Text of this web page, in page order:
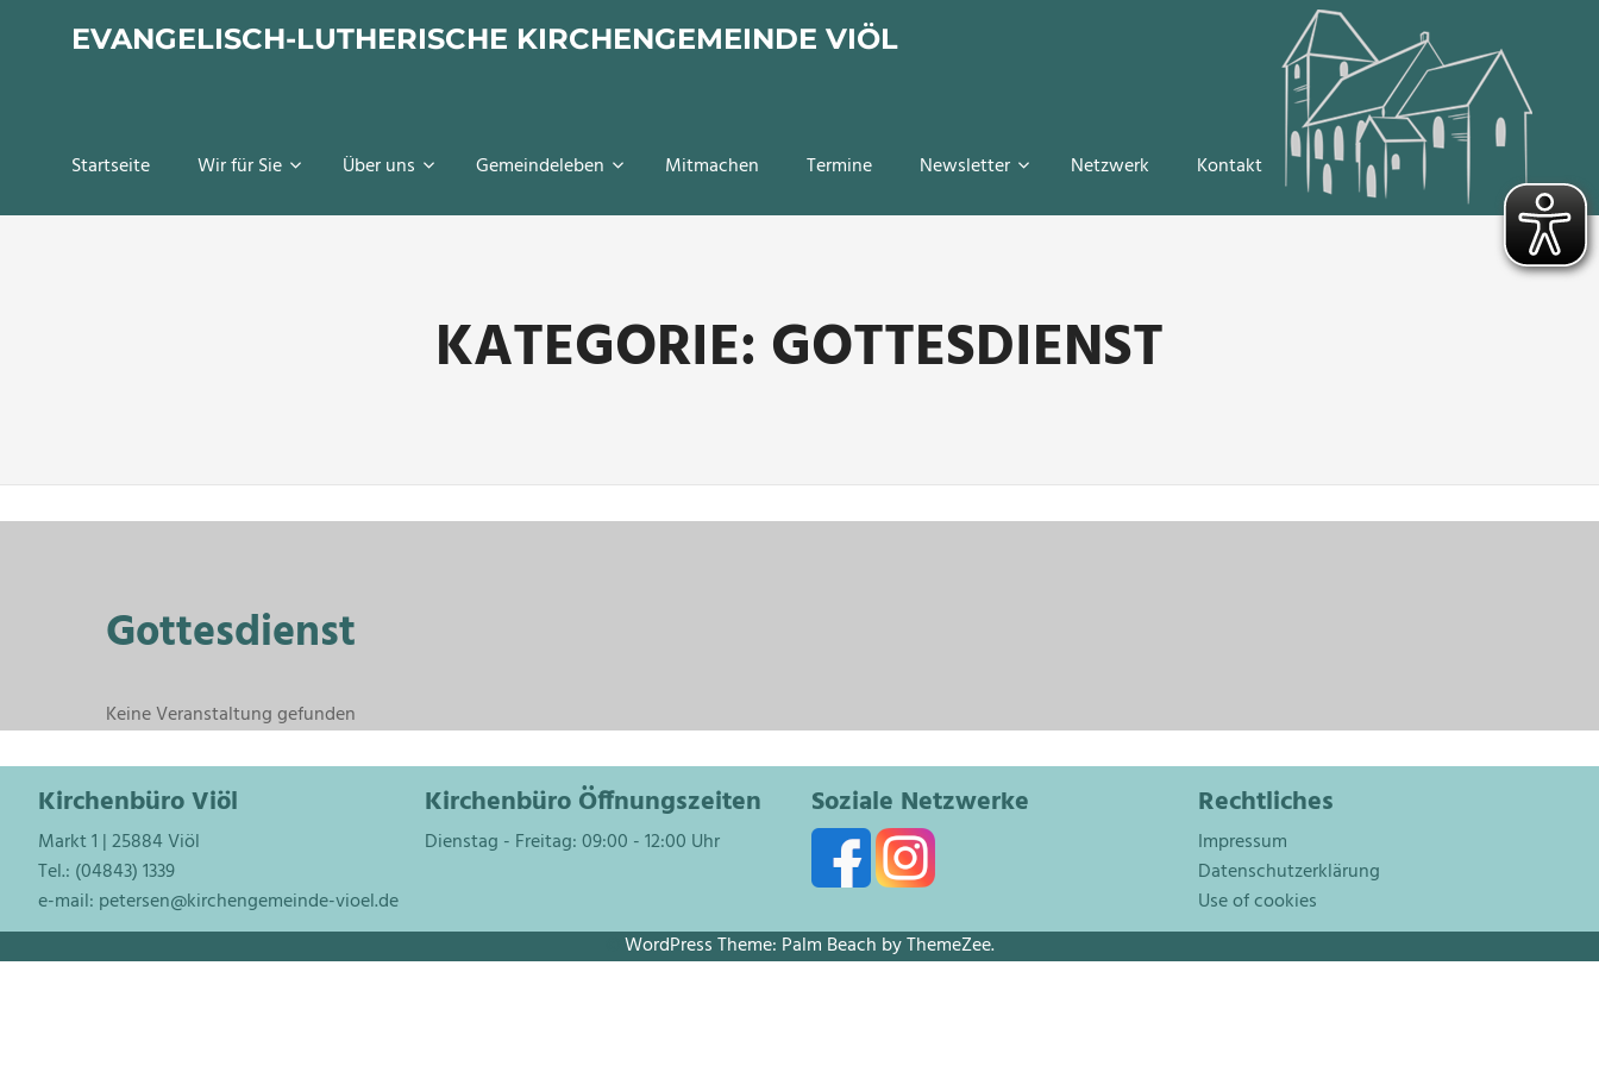
EVANGELISCH-LUTHERISCHE KIRCHENGEMEINDE VIÖL
Startseite Wir für Sie Über uns Gemeindeleben Mitmachen Termine Newsletter Netzwerk Kontakt
KATEGORIE: GOTTESDIENST
Gottesdienst
Keine Veranstaltung gefunden
Kirchenbüro Viöl
Markt 1 | 25884 Viöl
Tel.: (04843) 1339
e-mail: petersen@kirchengemeinde-vioel.de
Kirchenbüro Öffnungszeiten
Dienstag - Freitag: 09:00 - 12:00 Uhr
Soziale Netzwerke Rechtliches
Impressum
Datenschutzerklärung
Use of cookies
WordPress Theme: Palm Beach by ThemeZee.